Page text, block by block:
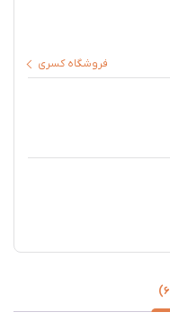
فروشگاه کسری